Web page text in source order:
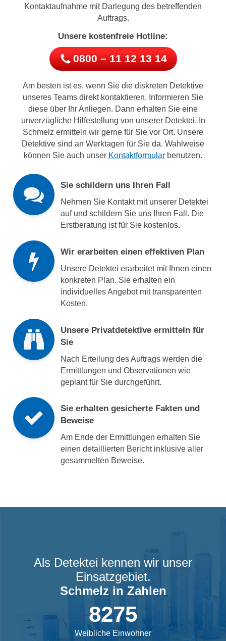
Kontaktaufnahme mit Darlegung des betreffenden
Auftrags.
Unsere kostenfreie Hotline:
0800 – 11 12 13 14
Am besten ist es, wenn Sie die diskreten Detektive
unseres Teams direkt kontaktieren. Informieren Sie
diese über Ihr Anliegen. Dann erhalten Sie eine
unverzügliche Hilfestellung von unserer Detektei. In
Schmelz ermitteln wir gerne für Sie vor Ort. Unsere
Detektive sind an Werktagen für Sie da. Wahlweise
können Sie auch unser Kontaktformular benutzen.
Sie schildern uns Ihren Fall
Nehmen Sie Kontakt mit unserer Detektei
auf und schildern Sie uns Ihren Fall. Die
Erstberatung ist für Sie kostenlos.
Wir erarbeiten einen effektiven Plan
Unsere Detektei erarbeitet mit Ihnen einen
konkreten Plan. Sie erhalten ein
individuelles Angebot mit transparenten
Kosten.
Unsere Privatdetektive ermitteln für
Sie
Nach Erteilung des Auftrags werden die
Ermittlungen und Observationen wie
geplant für Sie durchgeführt.
Sie erhalten gesicherte Fakten und
Beweise
Am Ende der Ermittlungen erhalten Sie
einen detaillierten Bericht inklusive aller
gesammelten Beweise.
Als Detektei kennen wir unser
Einsatzgebiet.
Schmelzin Zahlen
8275
Weibliche Einwohner